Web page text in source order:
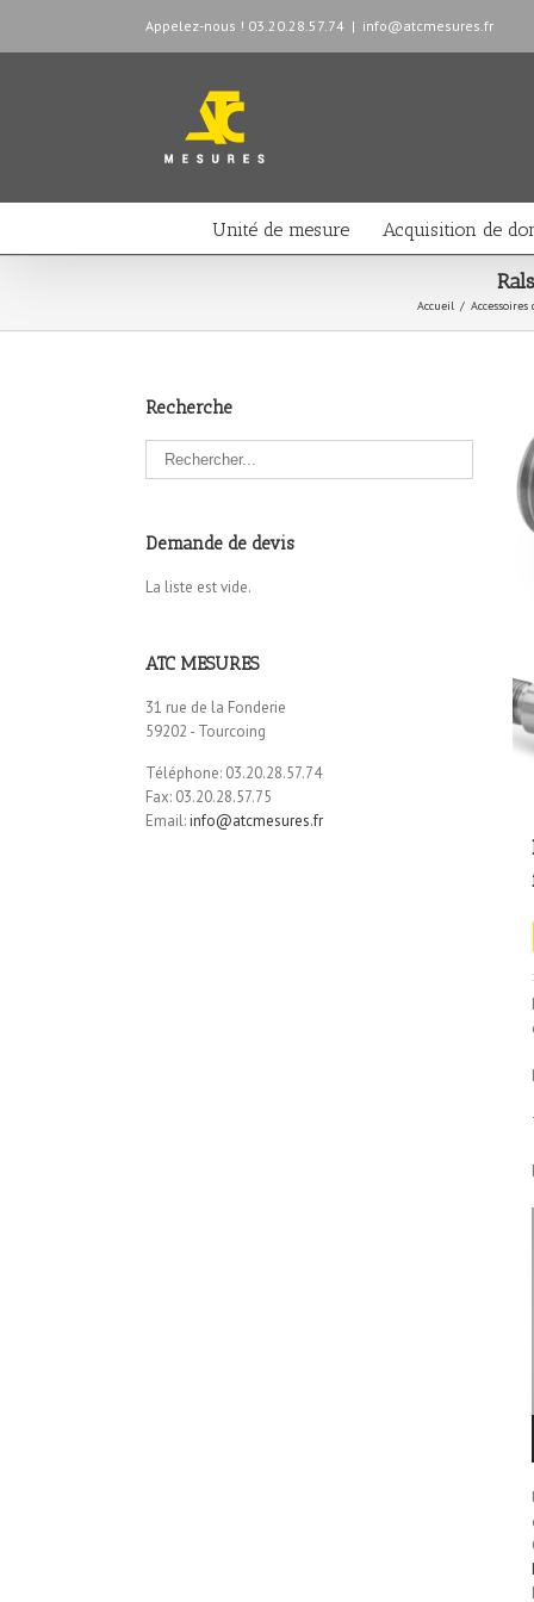
Appelez-nous ! 03.20.28.57.74 | info@atcmesures.fr
Unité de mesure Acquisition de
Accueil /
Recherche
Demande de devis
La liste est vide.
ATC MESURES
31 rue de la Fonderie
59202 - Tourcoing
Téléphone: 03.20.28.57.74
Fax: 03.20.28.57.75
Email:info@atcmesures.fr